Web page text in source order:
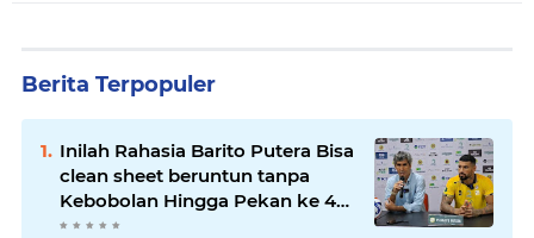
Berita Terpopuler
Inilah Rahasia Barito Putera Bisa
clean sheet beruntun tanpa
Kebobolan Hingga Pekan ke 4
Liga 2